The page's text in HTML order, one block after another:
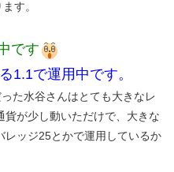
す。
です
1.1​で運用中です。
た水谷さんはとても大きなレ
が少し動いただけで、大きな
レッジ25とかで運用しているか